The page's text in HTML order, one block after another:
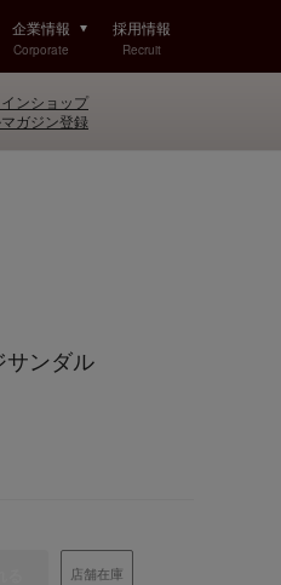
企業情報
Corporate
採用情報
Recruit
ンショップ
マガジン登録
サンダル
店舗在庫